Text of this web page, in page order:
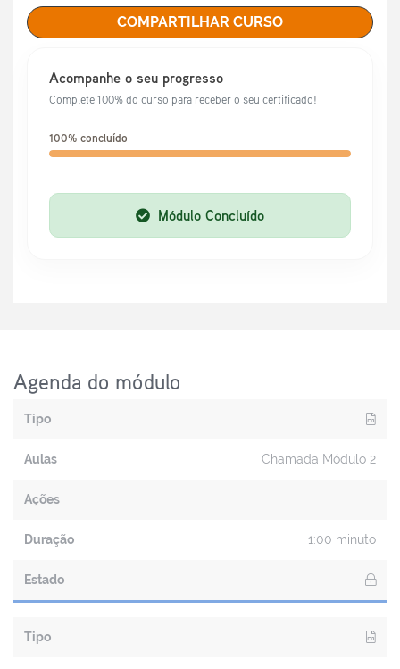
COMPARTILHAR CURSO
Acompanhe o seu progresso
Complete 100% do curso para receber o seu certificado!
100% concluído
Módulo Concluído
Agenda do módulo
Tipo
Aulas Chamada Módulo 2
Ações
Duração 1:00 minuto
Estado
Tipo